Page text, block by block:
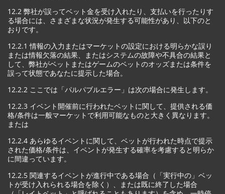
12.2 弊社が誤ってベット金を受け入れたり、支払いを行ったりす
る場合には、さまざまな状況が発生する可能性があり、以下のと
おりです。
12.2.1 情報の入力またはマーケットの設定における明らかな誤り
または情報欠落の結果、またはシステムの故障や不具合の結果と
して、弊社がベットまたはゲームのベットのオッズまたは条件を
誤って状態であなたに提示した場合。
12.2.2 ここでは「パルパブルエラー」は次の場合に発生します。
12.2.3 イベント開催前に行われたベットに関して、提供される価
格/条件は一般マーケットで利用可能なものと大きく異なります。
または
12.2.4 あらゆるイベントに関して、ベットが行われた時点で提示
された価格/条件は、イベントが発生する確率を考慮すると明らか
に間違っています。
12.2.5 関連するイベントが進行中である場合（「実行中の」ベッ
トが受け入れられる場合を除く）、または既に終了した場合